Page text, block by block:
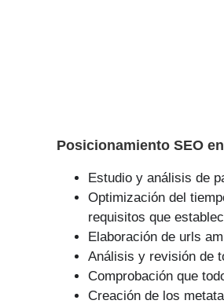
Posicionamiento SEO
Estudio y análisis de
Optimización del
requisitos que
Elaboración de urls
Análisis y revisión de
Comprobación que
Creación de los